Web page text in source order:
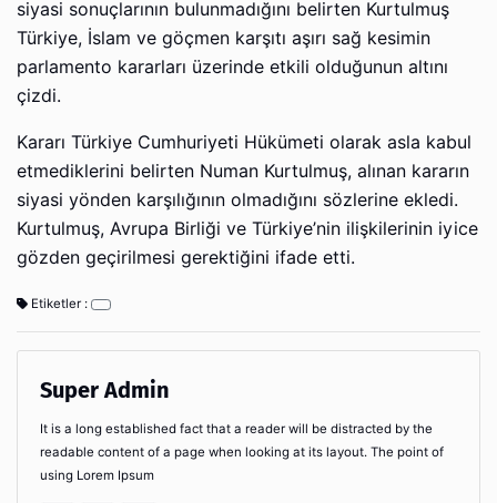
siyasi sonuçlarının bulunmadığını belirten Kurtulmuş
Türkiye, İslam ve göçmen karşıtı aşırı sağ kesimin
parlamento kararları üzerinde etkili olduğunun altını
çizdi.
Kararı Türkiye Cumhuriyeti Hükümeti olarak asla kabul
etmediklerini belirten Numan Kurtulmuş, alınan kararın
siyasi yönden karşılığının olmadığını sözlerine ekledi.
Kurtulmuş, Avrupa Birliği ve Türkiye’nin ilişkilerinin iyice
gözden geçirilmesi gerektiğini ifade etti.
Etiketler :
Super Admin
It is a long established fact that a reader will be distracted by the
readable content of a page when looking at its layout. The point of
using Lorem Ipsum